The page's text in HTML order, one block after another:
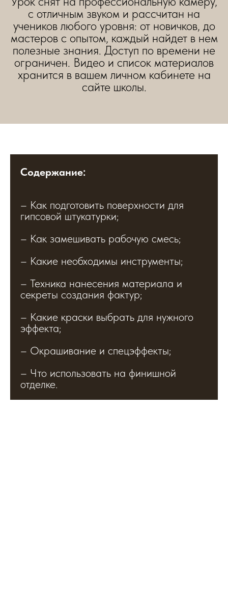
с отличным звуком и рассчитан на
учеников любого уровня: от новичков, до
мастеров с опытом, каждый найдет в нем
полезные знания. Доступ по времени не
ограничен. Видео и список материалов
хранится в вашем личном кабинете на
сайте школы.
Содержание:
– Как подготовить поверхности для
гипсовой штукатурки;
– Как замешивать рабочую смесь;
– Какие необходимы инструменты;
– Техника нанесения материала и
секреты создания фактур;
– Какие краски выбрать для нужного
эффекта;
– Окрашивание и спецэффекты;
– Что использовать на финишной
отделке.